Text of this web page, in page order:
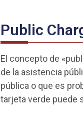
Public
El concepto de
de la asistencia
pública o que es
tarjeta verde puede